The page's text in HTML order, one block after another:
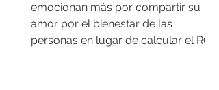
emocionan más por compartir su
amor por el bienestar de las
personas en lugar de calcular el ROI